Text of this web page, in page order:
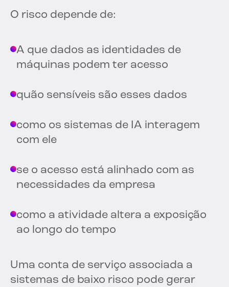
O risco depende de:
A que dados as identidades de
máquinas podem ter acesso
quão sensíveis são esses dados
como os sistemas de IA interagem
com ele
se o acesso está alinhado com as
necessidades da empresa
como a atividade altera a exposição
ao longo do tempo
Uma conta de serviço associada a
sistemas de baixo risco pode gerar